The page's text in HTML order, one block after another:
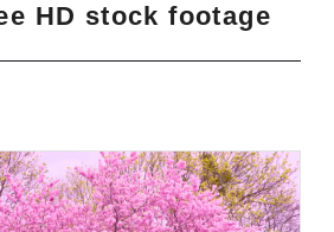
HD stock footage